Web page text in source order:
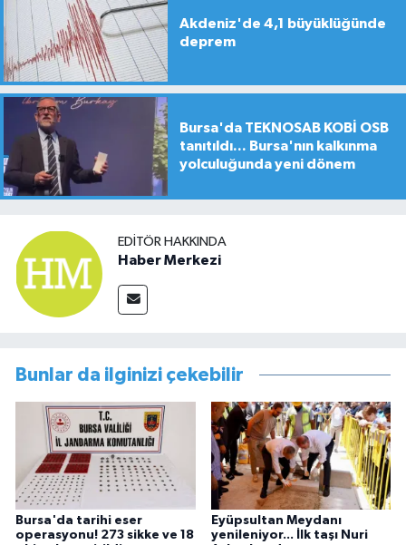
Akdeniz'de 4,1 büyüklüğünde
deprem
Bursa'da TEKNOSAB KOBİ OSB
tanıtıldı... Bursa'nın kalkınma
yolculuğunda yeni dönem
EDITÖR HAKKINDA
Haber Merkezi
Bunlar da ilginizi çekebilir
Bursa'da tarihi eser
operasyonu! 273 sikke ve 18
Eyüpsultan Meydanı
yenileniyor... İlk taşı Nuri